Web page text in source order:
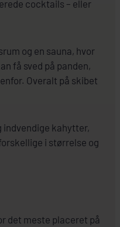
cocktails – eller
og en sauna, hvor
få sved på panden,
Overalt på skibet
indvendige kahytter,
i størrelse og
det meste placeret på